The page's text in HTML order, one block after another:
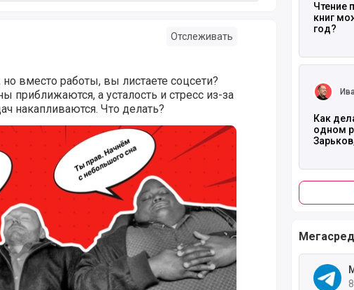
Отслеживать
но вместо работы, вы листаете соцсети?
приближаются, а усталость и стресс из-за
накапливаются. Что делать?
победить прокрастинацию и повысить личную и командную
Чтение
книг
год?
Как
одном